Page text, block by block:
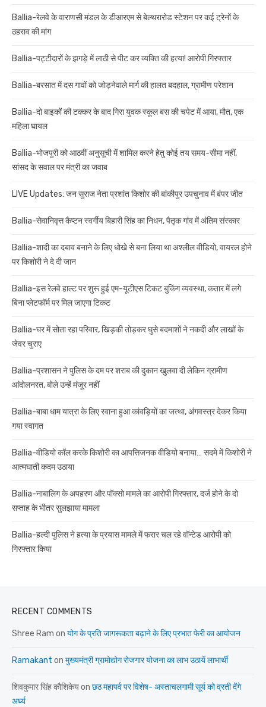
Ballia-रेलवे के वाराणसी मंडल के डीआरएम से बेल्थरारोड स्टेशन पर कई ट्रेनों के
ठहराव की मांग
Ballia-पट्टीदारों के झगड़े में लाठी से पीट कर व्यक्ति की हत्या! आरोपी गिरफ्तार
Ballia-बरसात में दस गावों को जोड़नेवाले मार्ग की हालत बदहाल, ग्रामीण परेशान
Ballia-दो बाइकों की टक्कर के बाद गिरा युवक स्कूल बस की चपेट में आया, मौत, एक
महिला घायल
Ballia-भोजपुरी को आठवीं अनुसूची में शामिल करने हेतु कोई तय समय-सीमा नहीं,
सांसद के सवाल पर मंत्री का जवाब
LIVE Updates: जन सुराज नेता प्रशांत किशोर की बांकीपुर उपचुनाव में बंपर जीत
Ballia-सेवानिवृत्त कैप्टन स्वर्गीय बिहारी सिंह का निधन, पैतृक गांव में अंतिम संस्कार
Ballia-शादी का दबाव बनाने के लिए धोखे से बना लिया था अश्लील वीडियो, वायरल होने
पर किशोरी ने दे दी जान
Ballia-इस रेलवे हाल्ट पर शुरू हुई एम-यूटीएस टिकट बुकिंग व्यवस्था, कतार में लगे
बिना प्लेटफॉर्म पर मिल जाएगा टिकट
Ballia-घर में सोता रहा परिवार, खिड़की तोड़कर घुसे बदमाशों ने नकदी और लाखों के
जेवर चुराए
Ballia-प्रशासन ने पुलिस के दम पर शराब की दुकान खुलवा दी लेकिन ग्रामीण
आंदोलनरत, बोले उन्हें मंजूर नहीं
Ballia-बाबा धाम यात्रा के लिए रवाना हुआ कांवड़ियों का जत्था, अंगवस्त्र देकर किया
गया स्वागत
Ballia-वीडियो कॉल करके किशोरी का आपत्तिजनक वीडियो बनाया… सदमे में किशोरी ने
आत्मघाती कदम उठाया
Ballia-नाबालिग के अपहरण और पॉक्सो मामले का आरोपी गिरफ्तार, दर्ज होने के दो
सप्ताह के भीतर सुलझाया मामला
Ballia-हल्दी पुलिस ने हत्या के प्रयास मामले में फरार चल रहे वॉन्टेड आरोपी को
गिरफ्तार किया
RECENT COMMENTS
Shree Ram on योग के प्रति जागरूकता बढ़ाने के लिए प्रभात फेरी का आयोजन
Ramakant on मुख्यमंत्री ग्रामोद्योग रोजगार योजना का लाभ उठायें लाभार्थी
शिवकुमार सिंह कौशिकेयon छठ महापर्व पर विशेष- अस्ताचलगामी सूर्य को व्रती देंगे
अर्घ्य